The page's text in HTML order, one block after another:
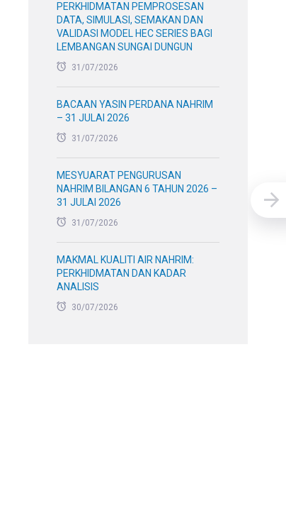
PERKHIDMATAN PEMPROSESAN
DATA, SIMULASI, SEMAKAN DAN
VALIDASI MODEL HEC SERIES BAGI
LEMBANGAN SUNGAI DUNGUN
31/07/2026
BACAAN YASIN PERDANA NAHRIM
– 31 JULAI 2026
31/07/2026
MESYUARAT PENGURUSAN
NAHRIM BILANGAN 6 TAHUN 2026 –
31 JULAI 2026
31/07/2026
MAKMAL KUALITI AIR NAHRIM:
PERKHIDMATAN DAN KADAR
ANALISIS
30/07/2026